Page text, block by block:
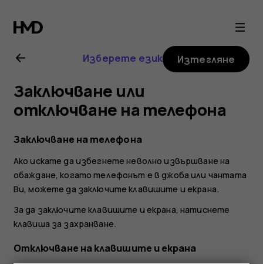
Ръководство
на
потребителя
за
Nokia
G21
Изберете език Изтегляне
Заключване или
отключване на телефона
Заключване на телефона
Ако искате да избегнете неволно извършване на
обаждане, когато телефонът е в джоба или чантата
Ви, можете да заключите клавишите и екрана.
За да заключите клавишите и екрана, натиснете
клавиша за захранване.
Отключване на клавишите и екрана